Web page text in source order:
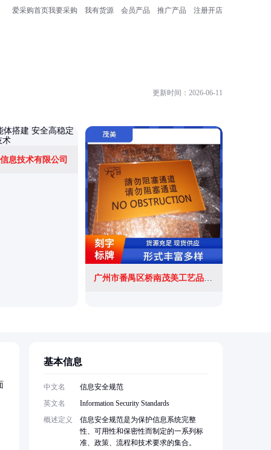
爱采购首页我要采购 我有货源 会员产品 推广产品 注册开店
更新时间：2026-06-11
息技术有限公司
广州市番禺区桥南茂美工艺品加工厂
基本信息
中文名
信息安全规范
英文名
Information Security Standards
概述定义
信息安全规范是为保护信息系统完整
性、可用性和保密性而制定的一系列标
准、政策、流程和技术要求的集合。